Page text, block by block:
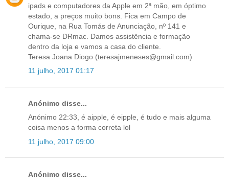
ipads e computadores da Apple em 2ª mão, em óptimo
estado, a preços muito bons. Fica em Campo de
Ourique, na Rua Tomás de Anunciação, nº 141 e
chama-se DRmac. Damos assistência e formação
dentro da loja e vamos a casa do cliente.
Teresa Joana Diogo (teresajmeneses@gmail.com)
11 julho, 2017 01:17
Anónimo disse...
Anónimo 22:33, é aipple, é eipple, é tudo e mais alguma
coisa menos a forma correta lol
11 julho, 2017 09:00
Anónimo disse...